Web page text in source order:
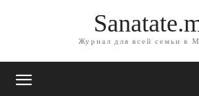
Журнал для всей семьи в